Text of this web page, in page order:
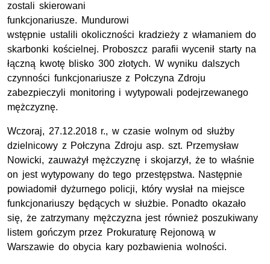
zostali skierowani
funkcjonariusze. Mundurowi
wstępnie ustalili okoliczności kradzieży z włamaniem do
skarbonki kościelnej. Proboszcz parafii wycenił starty na
łączną kwotę blisko 300 złotych. W wyniku dalszych
czynności funkcjonariusze z Połczyna Zdroju
zabezpieczyli monitoring i wytypowali podejrzewanego
mężczyznę.
Wczoraj, 27.12.2018 r., w czasie wolnym od służby
dzielnicowy z Połczyna Zdroju asp. szt. Przemysław
Nowicki, zauważył mężczyznę i skojarzył, że to właśnie
on jest wytypowany do tego przestępstwa. Następnie
powiadomił dyżurnego policji, który wysłał na miejsce
funkcjonariuszy będących w służbie. Ponadto okazało
się, że zatrzymany mężczyzna jest również poszukiwany
listem gończym przez Prokuraturę Rejonową w
Warszawie do obycia kary pozbawienia wolności.